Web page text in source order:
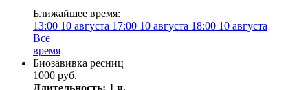
Ближайшее время:
13:00 10 августа 17:00 10 августа 18:00 10 августа
Все
время
Биозавивка ресниц
1000 руб.
Длительность: 1 ч.